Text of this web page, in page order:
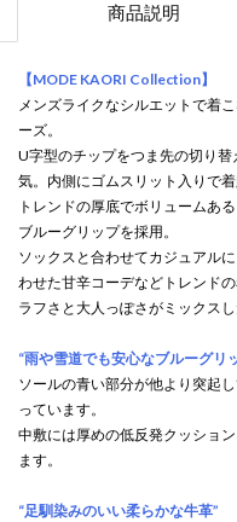
商品説明
【MODE KAORI Collection】
メンズライクなシルエットで着
ーズ。
U字型のチップをつま先の切り
気。内側にゴムスリット入りで
トレンドの厚底でボリュームあ
ブルーグリップを採用。
ソックスと合わせてカジュアル
わせた甘辛コーデなどトレンドの
ラフさと大人っぽさがミックス
“雨や雪道でも安心なブルーグリ
ソールの青い部分が他より突起
っています。
中敷には厚めの低反発クッショ
ます。
“足馴染みのいい柔らかな牛革”